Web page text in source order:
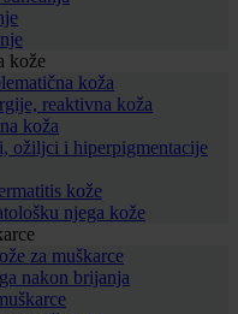
kože
koža
reaktivna koža
koža
ožiljci i hiperpigmentacije
kože
njega kože
za muškarce
nakon brijanja